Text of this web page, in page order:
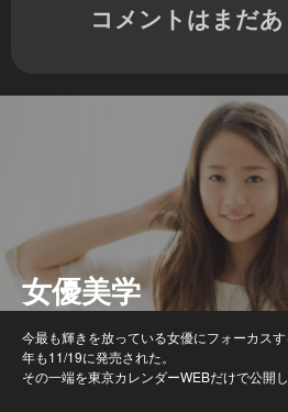
コメントはまだあ
女優美学
今最も輝きを放っている女優にフォーカス
年も11/19に発売された。
その一端を東京カレンダーWEBだけで公開